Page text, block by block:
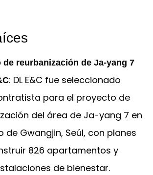
de reurbanización de Ja-yang 7
: DL E&C fue seleccionado
para el proyecto de
del área de Ja-yang 7 en
de Gwangjin, Seúl, con planes
826 apartamentos y
de bienestar.